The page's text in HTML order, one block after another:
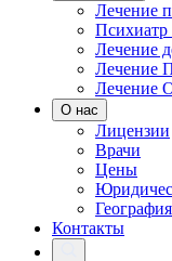
Лечение
Психиатр
Лечение
Лечение
Лечение
О нас
Лицензии
Врачи
Цены
Контакты